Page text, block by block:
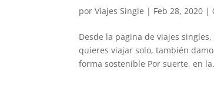
porViajes Single | Feb 28, 2020 |
Desde la pagina de viajes
quieres viajar solo, también
forma sostenible Por suerte, en